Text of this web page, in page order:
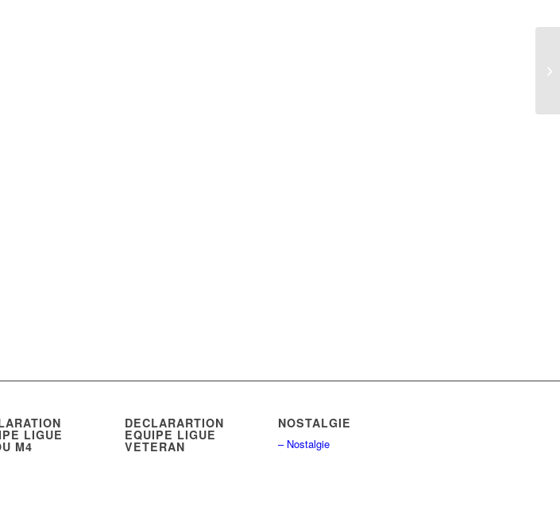
LIGUE
M4
DECLARARTION
EQUIPE LIGUE
VETERAN
NOSTALGIE
– Nostalgie